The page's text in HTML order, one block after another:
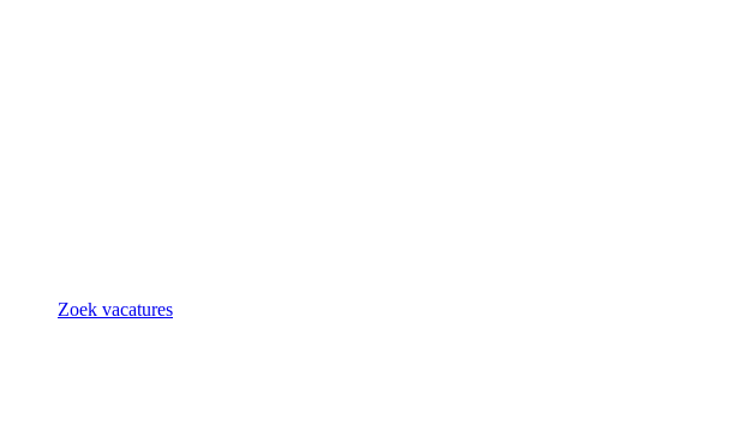
Zoek vacatures